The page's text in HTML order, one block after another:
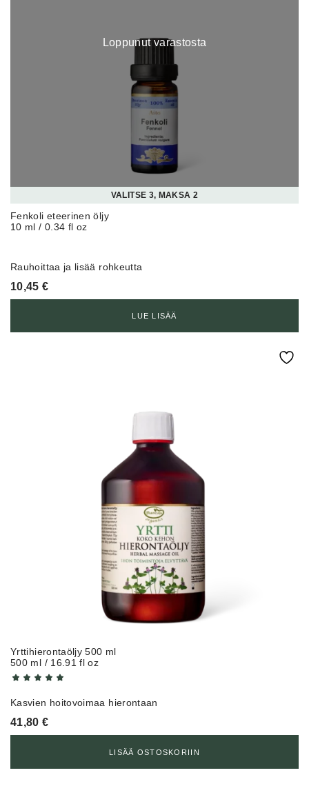
Loppunut varastosta
VALITSE 3, MAKSA 2
Fenkoli eteerinen öljy
10 ml / 0.34 fl oz
Rauhoittaa ja lisää rohkeutta
10,45€
LUE LISÄÄ
Yrttihierontaöljy 500 ml
500 ml / 16.91 fl oz
Kasvien hoitovoimaa hierontaan
41,80€
LISÄÄ OSTOSKORIIN